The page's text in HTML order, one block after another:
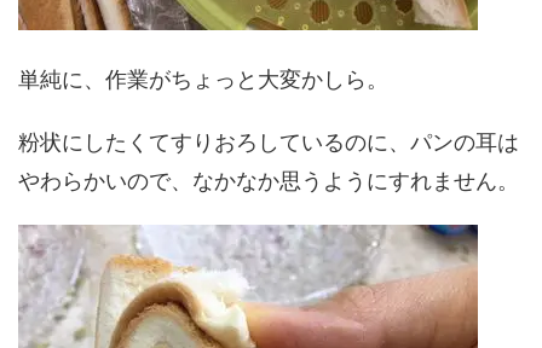
単純に、作業がちょっと大変かしら。
粉状にしたくてすりおろしているのに、パンの耳は
やわらかいので、なかなか思うようにすれません。